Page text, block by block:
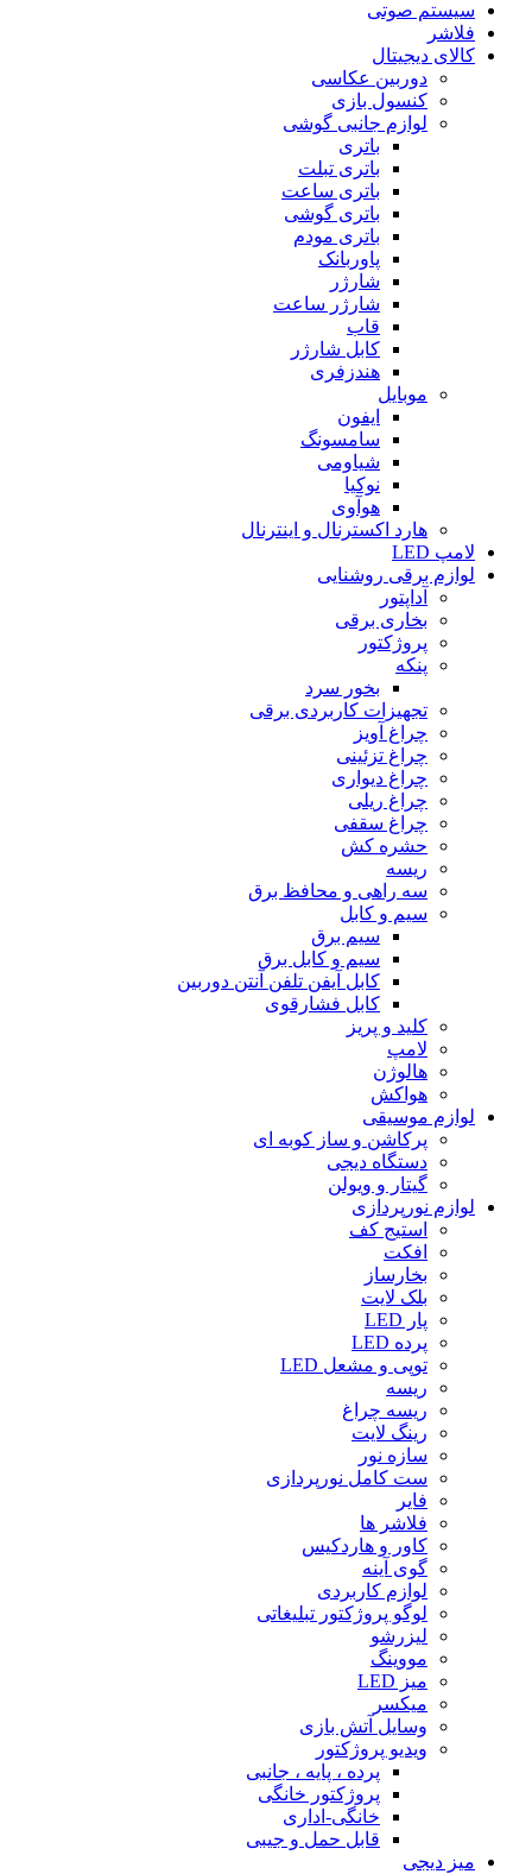
سیستم صوتی
فلاشر
کالای دیجیتال
دوربین عکاسی
کنسول بازی
لوازم جانبی گوشی
باتری
باتری تبلت
باتری ساعت
باتری گوشی
باتری مودم
پاوربانک
شارژر
شارژر ساعت
قاب
کابل شارژر
هندزفری
موبایل
ایفون
سامسونگ
شیاومی
نوکیا
هوآوی
هارد اکسترنال و اینترنال
لامپ LED
لوازم برقی روشنایی
آداپتور
بخارى برقى
پروژکتور
پنکه
بخور سرد
تجهیزات کاربردى برقى
چراغ آویز
چراغ تزئینى
چراغ دیوارى
چراغ ریلى
چراغ سقفى
حشره کش
ریسه
سه راهى و محافظ برق
سیم و کابل
سیم برق
سیم و کابل برق
کابل آیفن تلفن آنتن دوربین
کابل فشارقوى
کلید و پریز
لامپ
هالوژن
هواکش
لوازم موسیقی
پرکاشن و ساز کوبه ای
دستگاه دیجى
گیتار و ویولن
لوازم نورپردازی
استیج کف
افکت
بخارساز
بلک لایت
پار LED
پرده LED
توپی و مشعل LED
ریسه
ریسه چراغ
رینگ لایت
سازه نور
ست کامل نورپردازی
فایر
فلاشر ها
کاور و هاردکیس
گوی آینه
لوازم کاربردی
لوگو پروژکتور تبلیغاتی
لیزرشو
مووینگ
میز LED
میکسر
وسایل آتش بازی
ویدیو پروژکتور
پرده ، پایه ، جانبی
پروژکتور خانگی
خانگی-اداری
قابل حمل و جیبی
میز دیجی